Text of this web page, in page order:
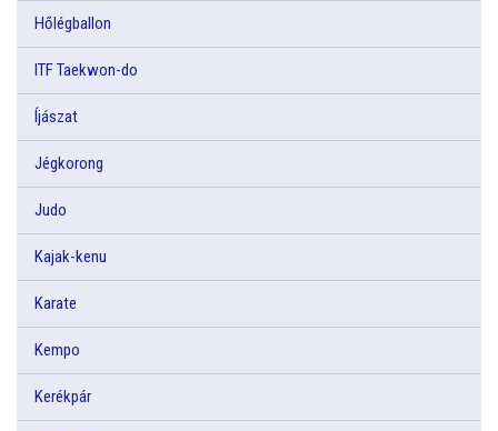
Hőlégballon
ITF Taekwon-do
Íjászat
Jégkorong
Judo
Kajak-kenu
Karate
Kempo
Kerékpár